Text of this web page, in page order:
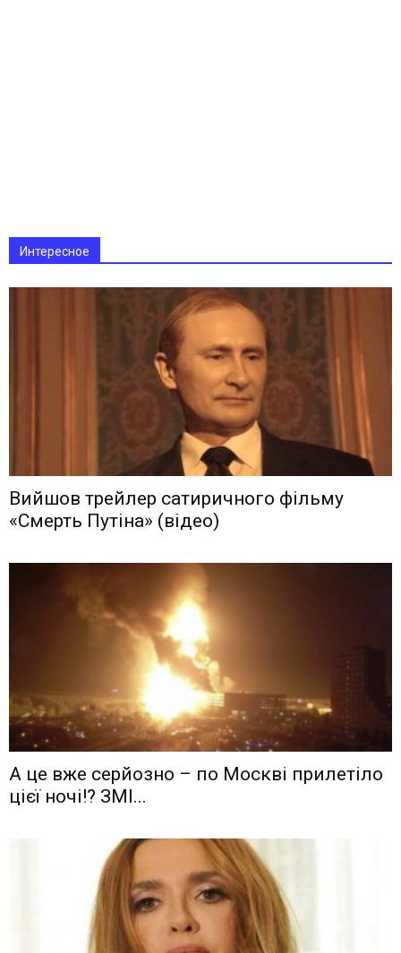
Интересное
Вийшов трейлер сатиричного фільму
«Смерть Путіна» (відео)
А це вже серйозно – по Москві прилетіло
цієї ночі!? ЗМІ...